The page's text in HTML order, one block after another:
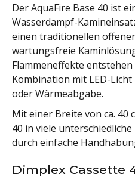
Der AquaFire Base 40 ist
Wasserdampf-
einen traditionellen
wartungsfreie
Flammeneffekte
Kombination mit LED-
oder Wärmeabgabe.
Mit einer Breite von ca. 40
40 in viele
durch einfache
Dimplex Cassette